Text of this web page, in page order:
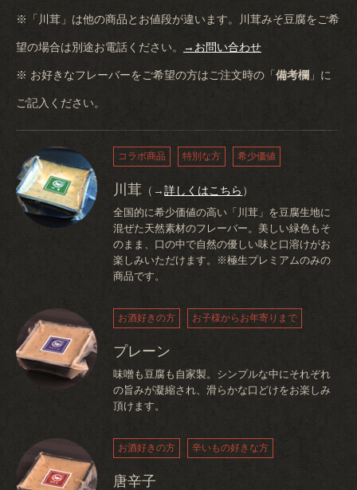
※「川茸」は他の商品とお値段が違います。川茸みそ豆腐をご希
望の場合は別途お電話ください。 →お問い合わせ
※ お好きなフレーバーをご希望の方はご注文時の「備考欄 」に
ご記入ください。
コラボ商品 特別な方 希少価値
川茸 （→詳しくはこちら ）
全国的に希少価値の高い「川茸」を豆腐生地に
混ぜた天然素材のフレーバー。美しい緑色もそ
のまま、口の中で自然の優しい味と口溶けがお
楽しみいただけます。※極生プレミアムのみの
商品です。
お酒好きの方 お子様からお年寄りまで
プレーン
味噌も豆腐も自家製。シンプルな中にそれぞれ
の旨みが凝縮され、滑らかな口どけをお楽しみ
頂けます。
お酒好きの方 辛いもの好きな方
唐辛子